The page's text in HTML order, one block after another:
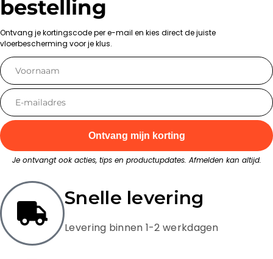
bestelling
Ontvang je kortingscode per e-mail en kies direct de juiste
vloerbescherming voor je klus.
Ontvang mijn korting
Je ontvangt ook acties, tips en productupdates. Afmelden kan altijd.
Snelle levering
Levering binnen 1-2 werkdagen